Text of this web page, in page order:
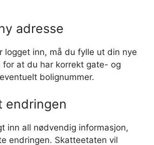
adresse
logget inn, må du fylle ut din nye
for at du har korrekt gate- og
bolignummer.
endringen
inn all nødvendig informasjon,
endringen. Skatteetaten vil